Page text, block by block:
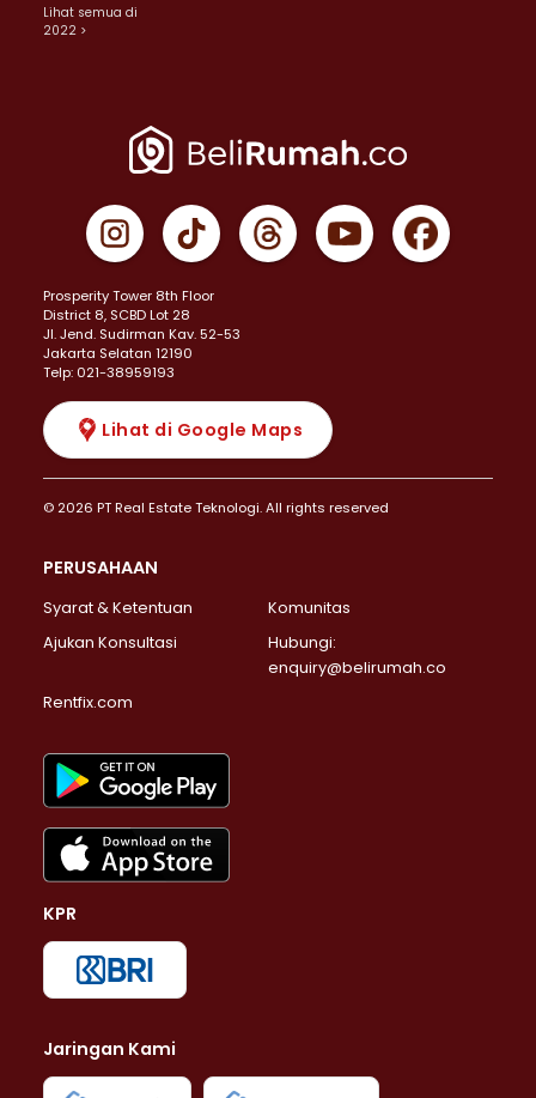
Lihat semua di
2022 >
Prosperity Tower 8th Floor
District 8, SCBD Lot 28
JI. Jend. Sudirman Kav. 52-53
Jakarta Selatan 12190
Telp: 021-38959193
Lihat di Google Maps
© 2026 PT Real Estate Teknologi. All rights reserved
PERUSAHAAN
Syarat & Ketentuan
Komunitas
Ajukan Konsultasi
Hubungi:
enquiry@belirumah.co
Rentfix.com
KPR
Jaringan Kami